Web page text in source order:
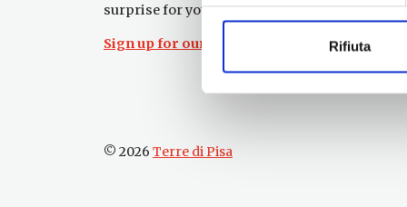
Rifiuta
surprise for you!
Sign up for our Newsletter!
© 2026 Terre di Pisa